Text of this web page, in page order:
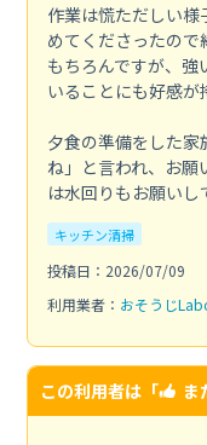
作業は慌ただしい
めてくださったの
もちろんですが、強
いることにも好感が
夕食の準備をした
ね」と言われ、お
は水回りもお願いし
キッチン清掃
投稿日：2026/07/09
利用業者： おそうじ
この利用者は「 ま